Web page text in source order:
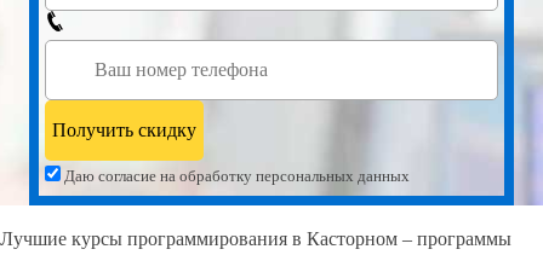
Даю согласие на обработку персональных данных
Лучшие курсы программирования в Касторном – программы